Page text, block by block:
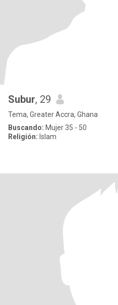
Subur, 29
Tema, Greater Accra, Ghana
Buscando: Mujer 35 - 50
Religión: Islam